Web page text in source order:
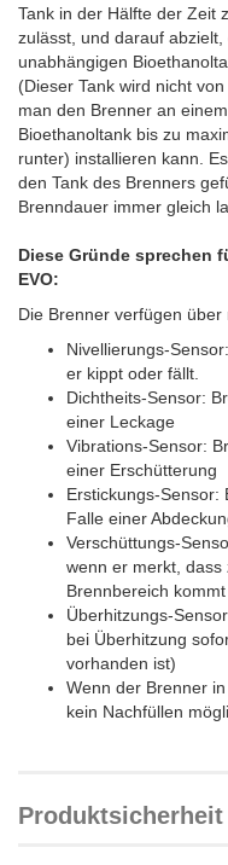
Tank in der Hälfte der Zeit
zulässt, und darauf
unabhängigen
(Dieser Tank wird nicht
man den Brenner an
Bioethanoltank bis zu
runter) installieren kann.
den Tank des Brenners
Brenndauer immer gleich
Diese Gründe sprechen
EVO:
Die Brenner verfügen
Nivellierungs-
er kippt oder fällt.
Dichtheits-Sensor:
einer Leckage
Vibrations-Sensor:
einer Erschütterung
Erstickungs-Sensor:
Falle einer
Verschüttungs-
wenn er merkt, dass
Brennbereich kommt
Überhitzungs-
bei Überhitzung
vorhanden ist)
Wenn der Brenner
kein Nachfüllen
Produktsicherheit